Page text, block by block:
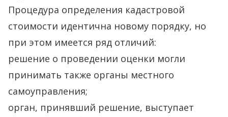
Процедура определения кадастровой
стоимости идентична новому порядку, но
при этом имеется ряд отличий:
решение о проведении оценки могли
принимать также органы местного
самоуправления;
орган, принявший решение, выступает